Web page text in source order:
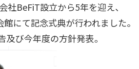
BeFiT設立から5年を迎え、
にて記念式典が行われました。
び今年度の方針発表。